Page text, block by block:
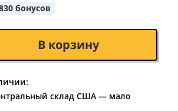
бонусов
В корзину
склад США — мало